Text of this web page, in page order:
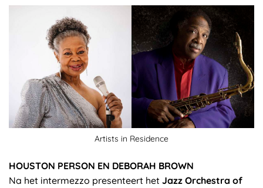
Artists in Residence
HOUSTON PERSON EN DEBORAH BROWN
Na het intermezzo presenteert het Jazz Orchestra of